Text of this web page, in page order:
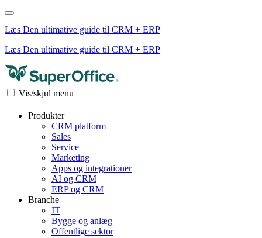
Læs Den ultimative guide til CRM + ERP
Læs Den ultimative guide til CRM + ERP
Vis/skjul menu
Produkter
CRM platform
Sales
Service
Marketing
Apps og integrationer
AI og CRM
ERP og CRM
Branche
IT
Bygge og anlæg
Offentlige sektor